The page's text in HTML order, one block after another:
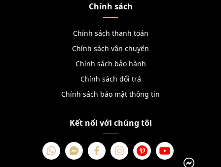
Chính sách
Chính sách thanh toán
Chính sách vận chuyển
Chính sách bảo hành
Chính sách đổi trả
Chính sách bảo mật thông tin
Kết nối với chúng tôi